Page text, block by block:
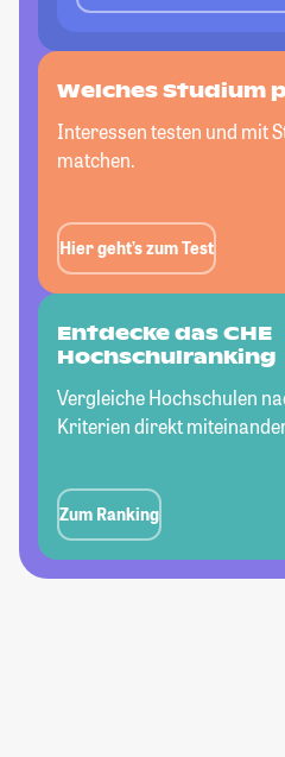
Welches Studium
Interessen testen und mit
matchen.
Hier geht’s zum Test
Entdecke das CHE
Hochschulranking
Vergleiche Hochschulen
Kriterien direkt
Zum Ranking